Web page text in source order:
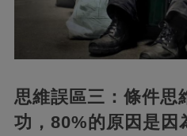
思維誤區三：條件思
功，80%的原因是因